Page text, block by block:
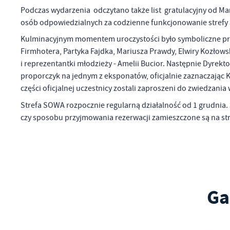
Podczas wydarzenia odczytano także list gratulacyjny od
osób odpowiedzialnych za codzienne funkcjonowanie strefy
Kulminacyjnym momentem uroczystości było symboliczne
Firmhotera, Partyka Fajdka, Mariusza Prawdy, Elwiry
i reprezentantki młodzieży - Amelii Bucior. Następnie
proporczyk na jednym z eksponatów, oficjalnie zaznaczając
części oficjalnej uczestnicy zostali zaproszeni do
Strefa SOWA rozpocznie regularną działalność od 1
czy sposobu przyjmowania rezerwacji zamieszczone są na